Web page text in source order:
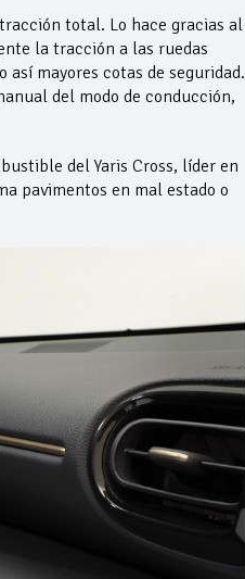
total. Lo hace gracias al
la tracción a las ruedas
mayores cotas de seguridad.
del modo de conducción,
del Yaris Cross, líder en
pavimentos en mal estado o